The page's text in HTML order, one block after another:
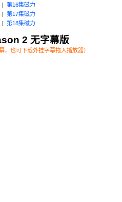
| 第16集磁力
| 第17集磁力
| 第18集磁力
2 无字幕版
，也可下载外挂字幕拖入播放器）